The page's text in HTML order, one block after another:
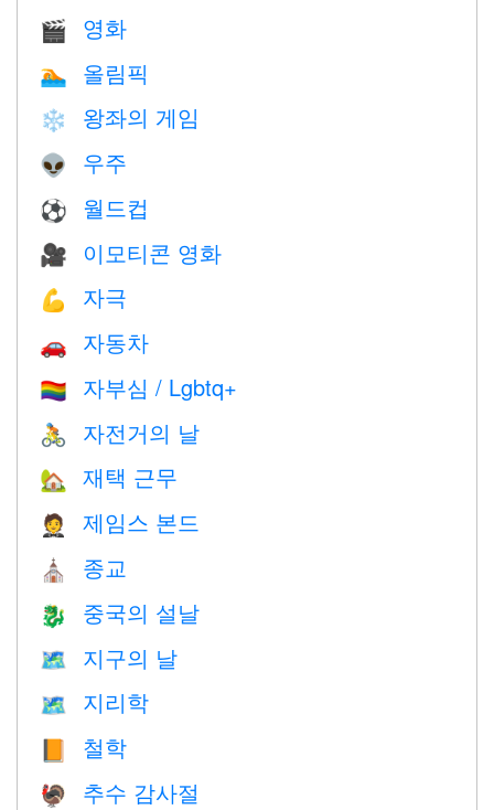
🎬 영화
🏊 올림픽
❄️ 왕좌의 게임
👽 우주
⚽ 월드컵
🎥 이모티콘 영화
💪 자극
🚗 자동차
🏳️‍🌈 자부심 / Lgbtq+
🚴 자전거의 날
🏡 재택 근무
🤵 제임스 본드
⛪️ 종교
🐉 중국의 설날
🗺️ 지구의 날
🗺 지리학
📙 철학
🦃 추수 감사절